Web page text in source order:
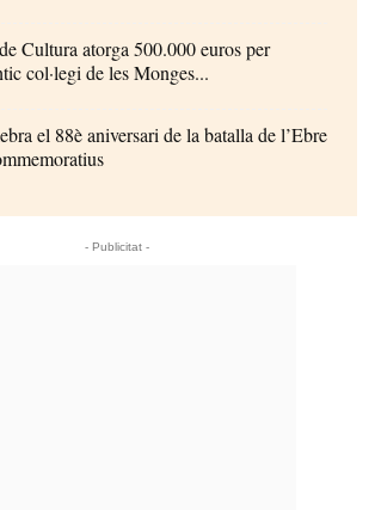
Cultura atorga 500.000 euros per
col·legi de les Monges...
el 88è aniversari de la batalla de l’Ebre
- Publicitat -